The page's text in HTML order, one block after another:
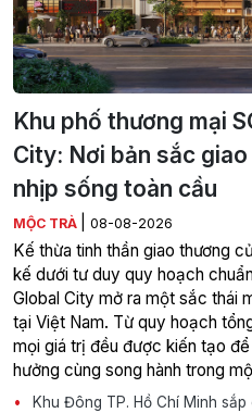
Khu phố thương mại
City: Nơi bản sắc
nhịp sống toàn cầu
MỘC TRÀ 08-08-2026
Kế thừa tinh thần giao thương
kế dưới tư duy quy hoạch
Global City mở ra một sắc thái
tại Việt Nam. Từ quy hoạch
mọi giá trị đều được kiến tạo
hưởng cùng song hành trong
Khu Đông TP. Hồ Chí Minh